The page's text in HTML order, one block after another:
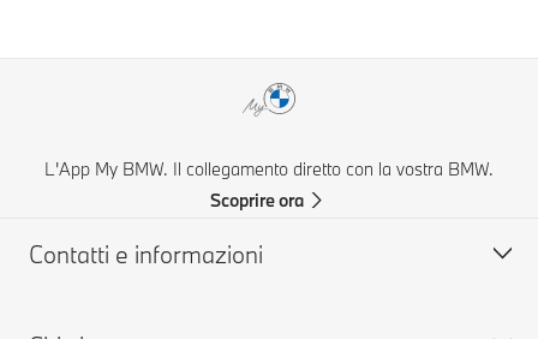
L'App My BMW. Il collegamento diretto con la vostra BMW.
Scoprire ora
Contatti e informazioni